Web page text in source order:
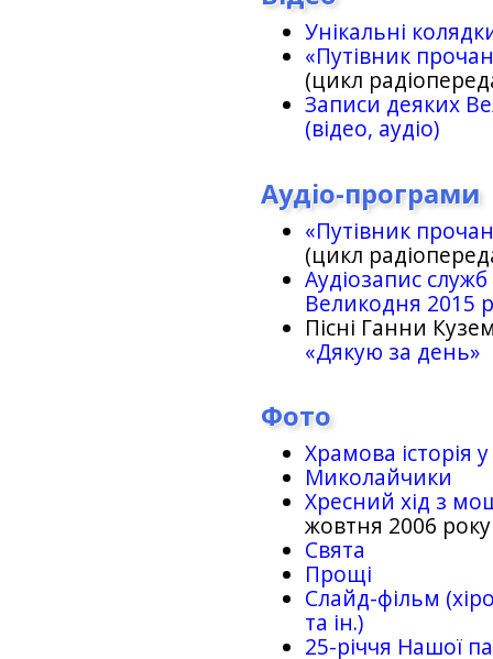
Унікальні
«Путівник
(цикл
Записи деяких
(відео, аудіо)
Аудіо-програми
«Путівник
(цикл
Аудіозапис
Великодня 2015
Пісні Ганни
«Дякую за день»
Фото
Храмова історія
Миколайчики
Хресний хід з
жовтня 2006 року
Свята
Прощі
Слайд-фільм
та ін.)
25-рiччя Нашої